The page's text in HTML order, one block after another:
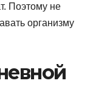
Поэтому не
организму